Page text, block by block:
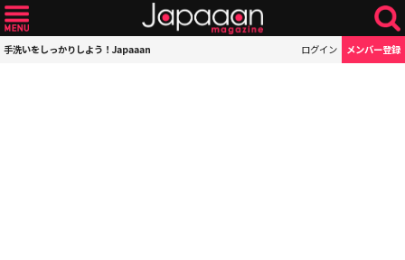
手洗いをしっかりしよう！Japaaan ログイン メンバー登録